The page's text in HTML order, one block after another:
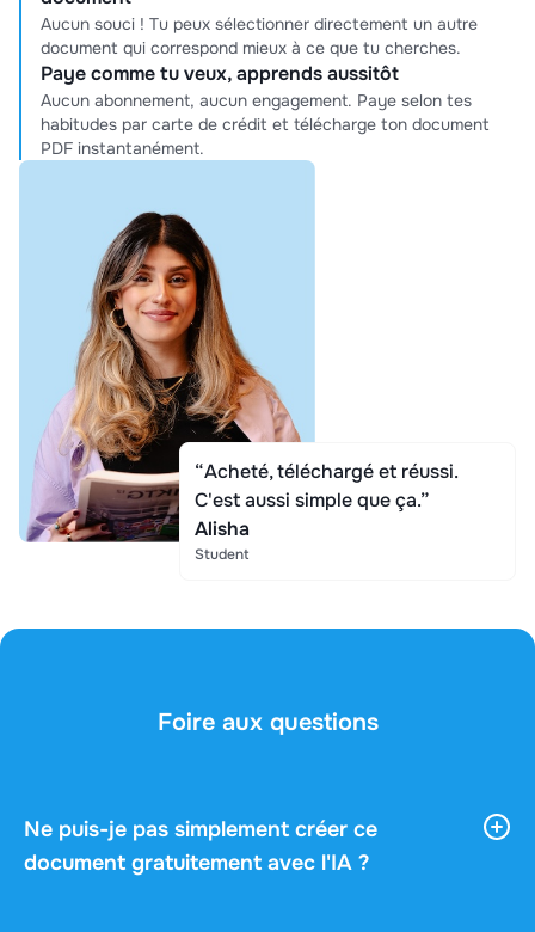
Aucun souci ! Tu peux sélectionner directement un autre
document qui correspond mieux à ce que tu cherches.
Paye comme tu veux, apprends aussitôt
Aucun abonnement, aucun engagement. Paye selon tes
habitudes par carte de crédit et télécharge ton document
PDF instantanément.
“Acheté, téléchargé et réussi.
C'est aussi simple que ça.”
Alisha
Student
Foire aux questions
Ne puis-je pas simplement créer ce
document gratuitement avec l'IA ?